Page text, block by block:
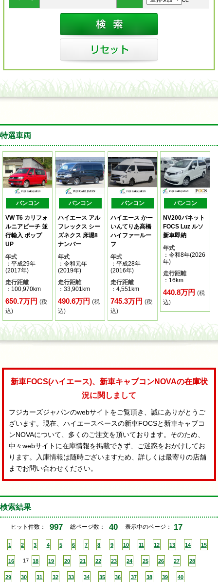
特選車両
バンコン
VW T6 カリフォ
ルニアビーチ 並
行輸入 ポップ
UP
年式
：平成29年
(2017年)
走行距離
：100,970km
650.7万円 (税
込)
バンコン
ハイエース アル
フレックス シー
ズネクス 床堀8
ナンバー
年式
：令和元年
(2019年)
走行距離
：33,901km
490.6万円(税
込)
バンコン
ハイエース かー
いんてりあ高橋
ハイファールー
フ
年式
：平成28年
(2016年)
走行距離
：4,551km
745.3万円(税
込)
バンコン
NV200バネット
FOCS Luz ルソ
新車即納
年式
：令和8年(2026
年)
走行距離
：16km
440.8万円(税
込)
新車FOCS(ハイエース)、新車キャブコンNOVAの在庫状
況に関しまして
フジカーズジャパンのwebサイトをご覧頂き、誠にありがとうご
ざいます。現在、ハイエースベースの新車FOCSと新車キャブコ
ンNOVAについて、多くのご注文を頂いております。そのため、
中々webサイトに在庫情報を掲載できず、ご迷惑をおかけしてお
ります。入庫情報は随時ございますため、詳しくは最寄りの店舗
までお問い合わせください。
検索結果
ヒット件数： 997 総ページ数： 40 表示中のページ： 17
1 2 3 4 5 6 7 8 9 10 11 12 13 14 15
16 17 18 19 20 21 22 23 24 25 26 27 28
29 30 31 32 33 34 35 36 37 38 39 40